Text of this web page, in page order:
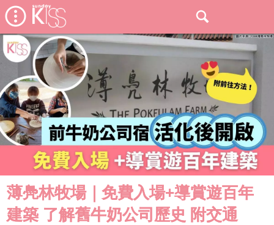
薄鳧林牧場｜免費入場+導賞遊百年
建築 了解舊牛奶公司歷史 附交通